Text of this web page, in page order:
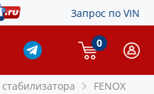
Запрос по VIN
0
FENOX